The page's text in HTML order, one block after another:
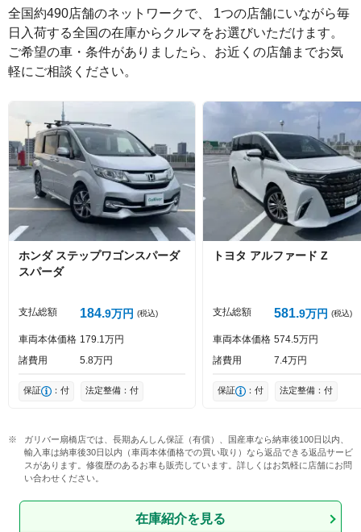
絵文字は投稿時に削除します 0文字/140文字
Captcha
全国約490店舗のネットワークで、 1つの店舗にいながら毎
日入荷する全国の在庫からクルマをお選びいただけます。
ご希望の車・条件がありましたら、お近くの店舗までお気
軽にご相談ください。
ホンダ ステップワゴンスパーダ
スパーダ
支払総額 184 9万円 (税込)
車両本体価格 179 1万円
諸費用
5 8万円
保証 ：付 法定整備：付
トヨタ アルファード Z
支払総額 581 9万円 (税込)
車両本体価格 574 5万円
諸費用
7 4万円
保証 ：付 法定整備：付
ガリバー扇橋店では、長期あんしん保証（有償）、国産車なら納車後100日以内、
輸入車は納車後30日以内（車両本体価格での買い取り）なら返品できる返品サービ
スがあります。修復歴のあるお車も販売しています。詳しくはお気軽に店舗にお問
い合わせください。
在庫紹介を見る